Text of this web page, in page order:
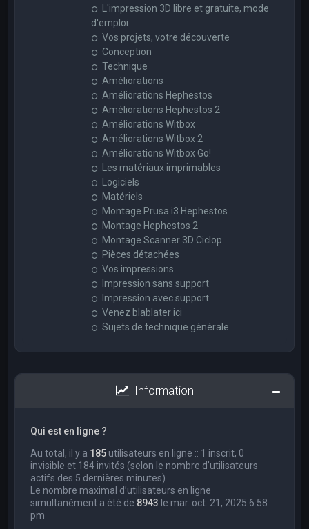
L'impression 3D libre et gratuite, mode
d'emploi
Vos projets, votre découverte
Conception
Technique
Améliorations
Améliorations Hephestos
Améliorations Hephestos 2
Améliorations Witbox
Améliorations Witbox 2
Améliorations Witbox Go!
Les matériaux imprimables
Logiciels
Matériels
Montage Prusa i3 Hephestos
Montage Hephestos 2
Montage Scanner 3D Ciclop
Pièces détachées
Vos impressions
Impression sans support
Impression avec support
Venez blablater ici
Sujets de technique générale
Information
Qui est en ligne ?
Au total, il y a 185 utilisateurs en ligne :: 1 inscrit, 0
invisible et 184 invités (selon le nombre d’utilisateurs
actifs des 5 dernières minutes)
Le nombre maximal d’utilisateurs en ligne
simultanément a été de 8943 le mar. oct. 21, 2025 6:58
pm